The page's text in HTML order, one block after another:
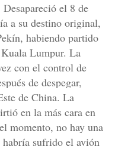
el 8 de
a su destino original,
habiendo partido
Lumpur. La
con el control de
de despegar,
de China. La
en la más cara en
momento, no hay una
sufrido el avión